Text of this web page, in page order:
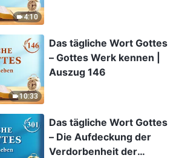
4:10
10:33
Das tägliche Wort Gottes
– Gottes Werk kennen |
Auszug 146
Das tägliche Wort Gottes
– Die Aufdeckung der
Verdorbenheit der